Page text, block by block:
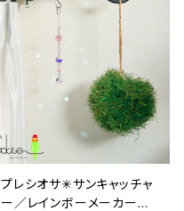
プレシオサ✳︎サンキャッチャ
ー／レインボーメーカー